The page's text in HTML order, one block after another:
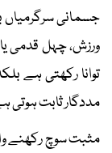
جسمانی سرگرمیاں
ورزش، چہل قدمی
توانا رکھتی ہے
مددگار ثابت ہوتی
مثبت سوچ رکھنے